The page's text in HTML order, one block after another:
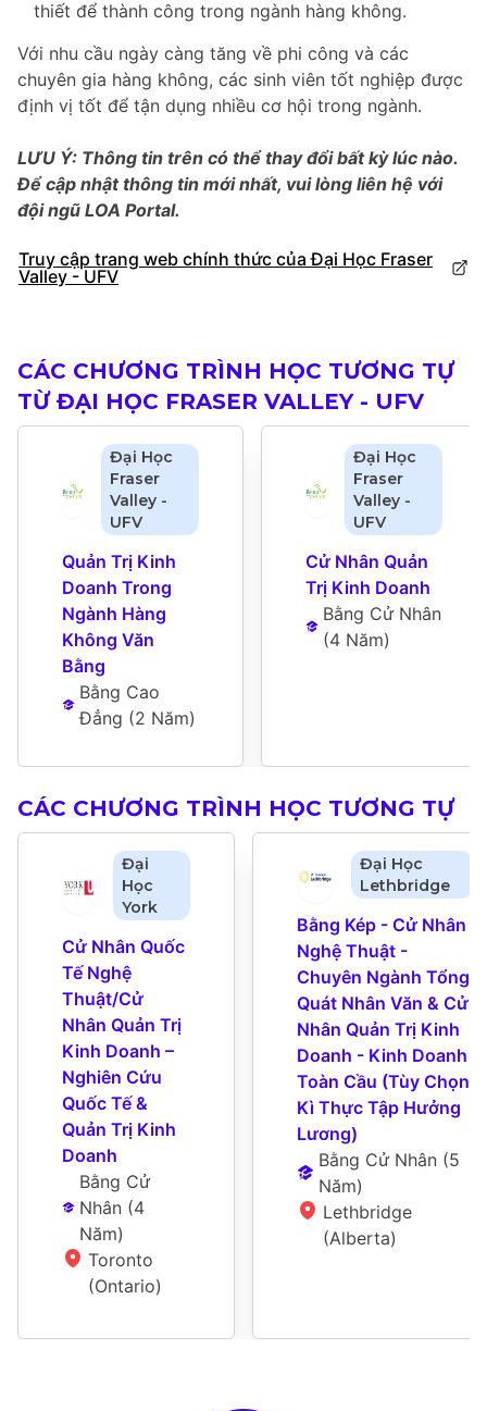
thiết để thành công trong ngành hàng không.
Với nhu cầu ngày càng tăng về phi công và các
chuyên gia hàng không, các sinh viên tốt nghiệp được
định vị tốt để tận dụng nhiều cơ hội trong ngành.
LƯU Ý: Thông tin trên có thể thay đổi bất kỳ lúc nào.
Để cập nhật thông tin mới nhất, vui lòng liên hệ với
đội ngũ LOA Portal.
Truy cập trang web chính thức của Đại Học Fraser
Valley - UFV
CÁC CHƯƠNG TRÌNH HỌC TƯƠNG TỰ
TỪ ĐẠI HỌC FRASER VALLEY - UFV
Đại Học
Fraser
Valley -
UFV
Quản Trị Kinh
Doanh Trong
Ngành Hàng
Không Văn
Bằng
Bằng Cao
Đẳng (2 Năm)
Đại Học
Fraser
Valley -
UFV
Cử Nhân Quản
Trị Kinh Doanh
Bằng Cử Nhân
(4 Năm)
CÁC CHƯƠNG TRÌNH HỌC TƯƠNG TỰ
Đại
Học
York
Cử Nhân Quốc
Tế Nghệ
Thuật/Cử
Nhân Quản Trị
Kinh Doanh –
Nghiên Cứu
Quốc Tế &
Quản Trị Kinh
Doanh
Bằng Cử
Nhân (4
Năm)
Toronto
(Ontario)
Đại Học
Lethbridge
Bằng Kép - Cử Nhân
Nghệ Thuật -
Chuyên Ngành Tổng
Quát Nhân Văn & Cử
Nhân Quản Trị Kinh
Doanh - Kinh Doanh
Toàn Cầu (Tùy Chọn
Kì Thực Tập Hưởng
Lương)
Bằng Cử Nhân (5
Năm)
Lethbridge
(Alberta)